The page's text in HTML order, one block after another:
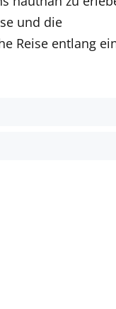
und die
Reise entlang